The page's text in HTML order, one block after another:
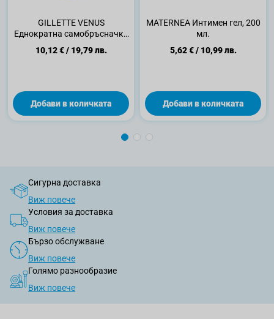
GILLETTE VENUS
Еднократна самобръсначка
Sensitive, 3+1 бр.
10,12 €/ 19,79 лв.
Добави в количката
MATERNEA Интимен гел, 200
мл.
5,62 €/ 10,99 лв.
Добави в количката
Сигурна доставка
Виж повече
Условия за доставка
Виж повече
Бързо обслужване
Виж повече
Голямо разнообразие
Виж повече